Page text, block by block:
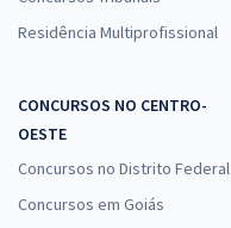
Residência Multiprofissional
CONCURSOS NO CENTRO-
OESTE
Concursos no Distrito Federal
Concursos em Goiás